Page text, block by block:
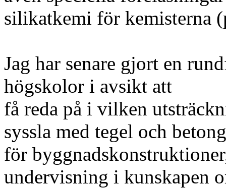
silikatkemi för kemisterna
Jag har senare gjort en
högskolor i avsikt att
få reda på i vilken
syssla med tegel och betong
för
undervisning i kunskapen